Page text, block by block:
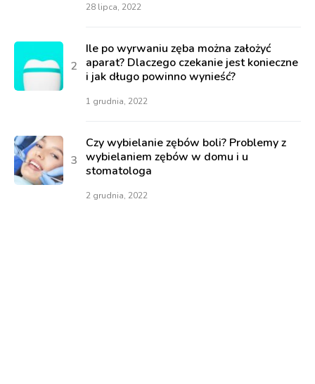
28 lipca, 2022
Ile po wyrwaniu zęba można założyć
aparat? Dlaczego czekanie jest konieczne
i jak długo powinno wynieść?
1 grudnia, 2022
Czy wybielanie zębów boli? Problemy z
wybielaniem zębów w domu i u
stomatologa
2 grudnia, 2022